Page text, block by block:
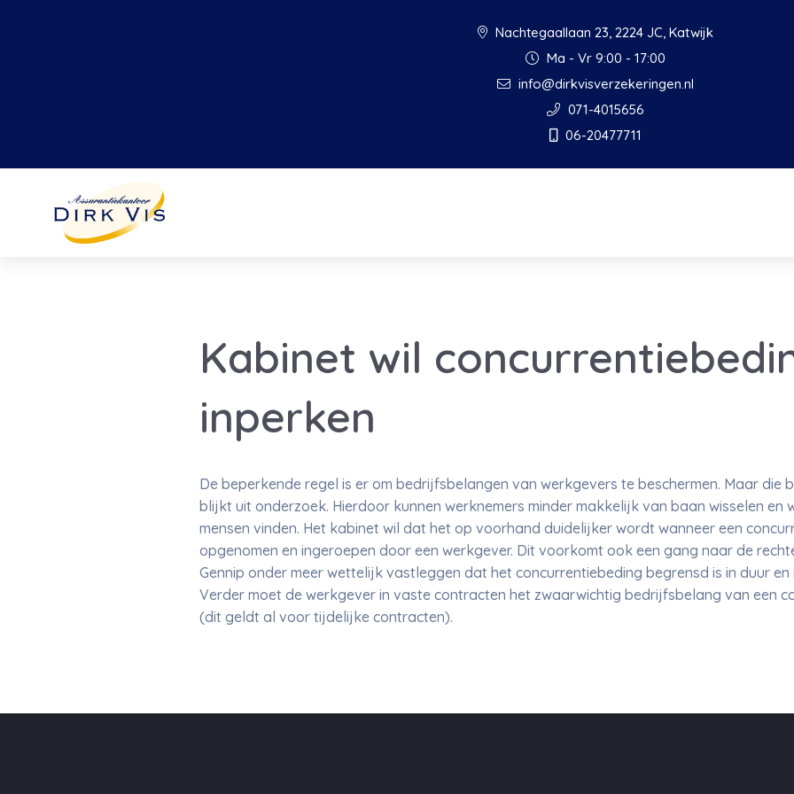
Nachtegaallaan 23, 2224 JC, Katwijk
Ma - Vr 9:00 - 17:00
info@dirkvisverzekeringen.nl
071-4015656
06-20477711
Kabinet wil
inperken
De beperkende regel is er om bedrijfsbelangen van werkgevers te beschermen. Maar die
blijkt uit onderzoek. Hierdoor kunnen werknemers minder makkelijk van baan wisselen en
mensen vinden. Het kabinet wil dat het op voorhand duidelijker wordt wanneer een
opgenomen en ingeroepen door een werkgever. Dit voorkomt ook een gang naar de
Gennip onder meer wettelijk vastleggen dat het concurrentiebeding begrensd is in duur
Verder moet de werkgever in vaste contracten het zwaarwichtig bedrijfsbelang van een
(dit geldt al voor tijdelijke contracten).